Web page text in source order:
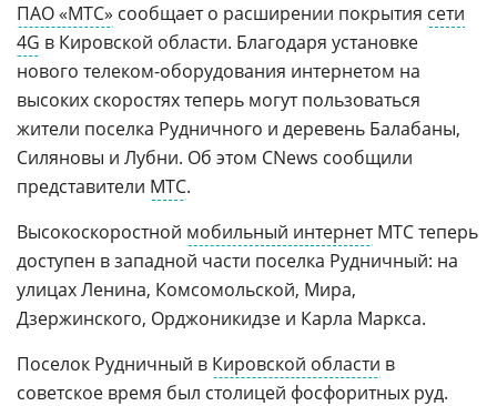
ПАО «МТС» сообщает о расширении покрытия сети
4G в Кировской области. Благодаря установке
нового телеком-оборудования интернетом на
высоких скоростях теперь могут пользоваться
жители поселка Рудничного и деревень Балабаны,
Силяновы и Лубни. Об этом CNews сообщили
представители МТС.
Высокоскоростной мобильный интернетМТС теперь
доступен в западной части поселка Рудничный: на
улицах Ленина, Комсомольской, Мира,
Дзержинского, Орджоникидзе и Карла Маркса.
Поселок Рудничный в Кировской области в
советское время был столицей фосфоритных руд.